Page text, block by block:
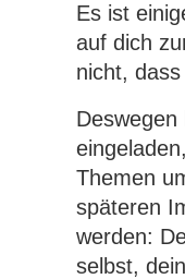
Es ist
auf dich
nicht,
Deswegen
Themen
späteren
werden:
selbst,